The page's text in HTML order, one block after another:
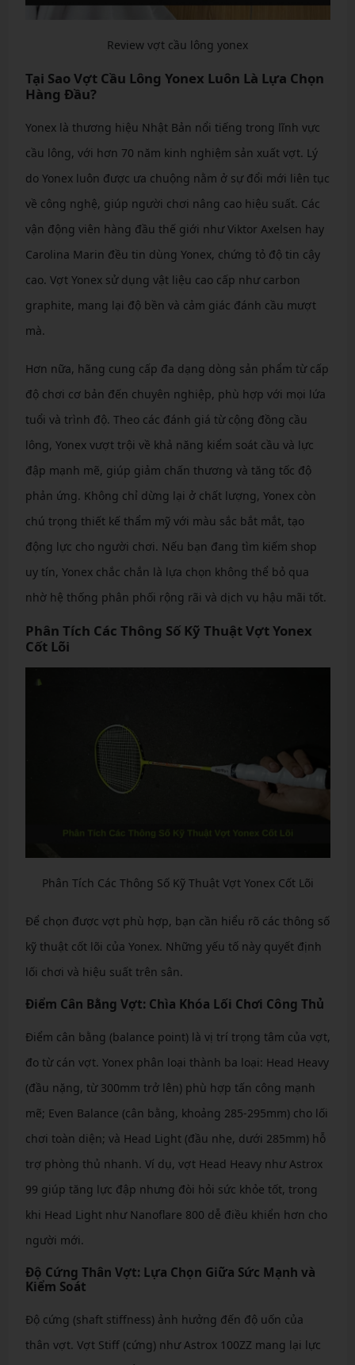
Review vợt cầu lông yonex
Tại Sao Vợt Cầu Lông Yonex Luôn Là Lựa Chọn
Hàng Đầu?
Yonex là thương hiệu Nhật Bản nổi tiếng trong lĩnh vực
cầu lông, với hơn 70 năm kinh nghiệm sản xuất vợt. Lý
do Yonex luôn được ưa chuộng nằm ở sự đổi mới liên tục
về công nghệ, giúp người chơi nâng cao hiệu suất. Các
vận động viên hàng đầu thế giới như Viktor Axelsen hay
Carolina Marin đều tin dùng Yonex, chứng tỏ độ tin cậy
cao. Vợt Yonex sử dụng vật liệu cao cấp như carbon
graphite, mang lại độ bền và cảm giác đánh cầu mượt
mà.
Hơn nữa, hãng cung cấp đa dạng dòng sản phẩm từ cấp
độ chơi cơ bản đến chuyên nghiệp, phù hợp với mọi lứa
tuổi và trình độ. Theo các đánh giá từ cộng đồng cầu
lông, Yonex vượt trội về khả năng kiểm soát cầu và lực
đập mạnh mẽ, giúp giảm chấn thương và tăng tốc độ
phản ứng. Không chỉ dừng lại ở chất lượng, Yonex còn
chú trọng thiết kế thẩm mỹ với màu sắc bắt mắt, tạo
động lực cho người chơi. Nếu bạn đang tìm kiếm shop
uy tín, Yonex chắc chắn là lựa chọn không thể bỏ qua
nhờ hệ thống phân phối rộng rãi và dịch vụ hậu mãi tốt.
Phân Tích Các Thông Số Kỹ Thuật Vợt Yonex
Cốt Lõi
Phân Tích Các Thông Số Kỹ Thuật Vợt Yonex Cốt Lõi
Để chọn được vợt phù hợp, bạn cần hiểu rõ các thông số
kỹ thuật cốt lõi của Yonex. Những yếu tố này quyết định
lối chơi và hiệu suất trên sân.
Điểm Cân Bằng Vợt: Chìa Khóa Lối Chơi Công Thủ
Điểm cân bằng (balance point) là vị trí trọng tâm của vợt,
đo từ cán vợt. Yonex phân loại thành ba loại: Head Heavy
(đầu nặng, từ 300mm trở lên) phù hợp tấn công mạnh
mẽ; Even Balance (cân bằng, khoảng 285-295mm) cho lối
chơi toàn diện; và Head Light (đầu nhẹ, dưới 285mm) hỗ
trợ phòng thủ nhanh. Ví dụ, vợt Head Heavy như Astrox
99 giúp tăng lực đập nhưng đòi hỏi sức khỏe tốt, trong
khi Head Light như Nanoflare 800 dễ điều khiển hơn cho
người mới.
Độ Cứng Thân Vợt: Lựa Chọn Giữa Sức Mạnh và
Kiểm Soát
Độ cứng (shaft stiffness) ảnh hưởng đến độ uốn của
thân vợt. Vợt Stiff (cứng) như Astrox 100ZZ mang lại lực